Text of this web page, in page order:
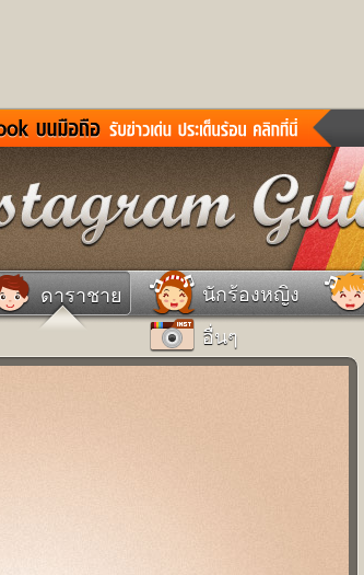
ข่าวสั้น
หนังใหม่
หมากรุกไทย
ทำนายฝัน
ผลบอล
กลอน
เช็คความเร็วเน็ต
ดาราชาย นักร้องหญิง
อื่นๆ